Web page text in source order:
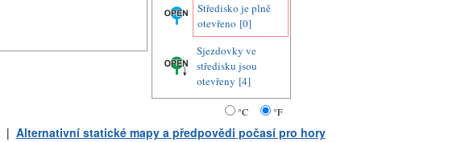
Středisko je plně
otevřeno [0]
Sjezdovky ve
středisku jsou
otevřeny [4]
°C °F
| Alternativní statické mapy a předpovědi počasí pro hory